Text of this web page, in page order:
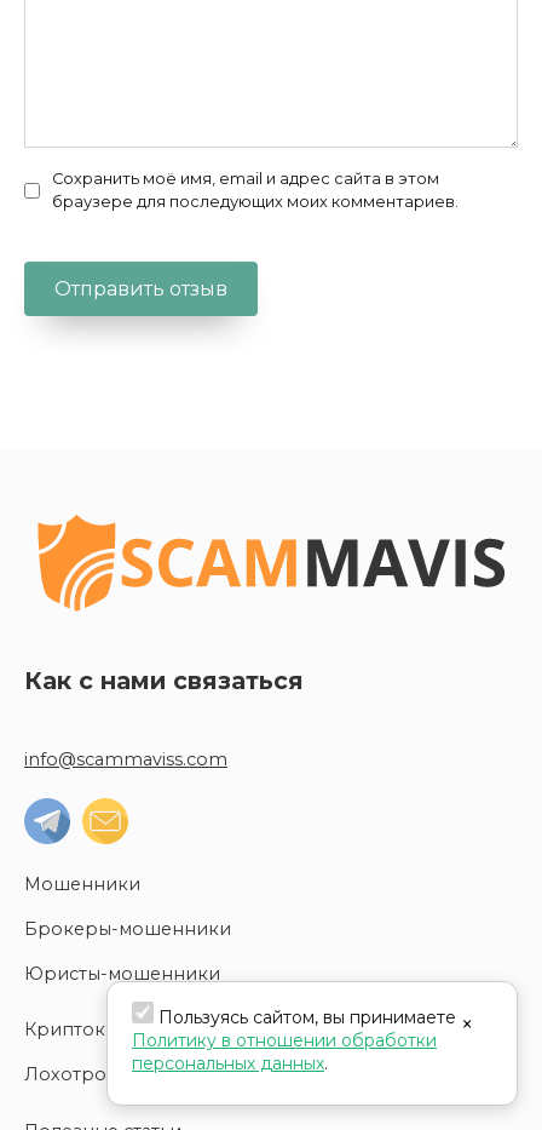
Сохранить моё имя, email и адрес сайта в этом
браузере для последующих моих комментариев.
Как с нами связаться
info@scammaviss.com
Мошенники
Брокеры-мошенники
Юристы-мошенники
Криптокошельки-мошенники
Лохотроны
×
Пользуясь сайтом, вы принимаете
Политику в отношении обработки
персональных данных.